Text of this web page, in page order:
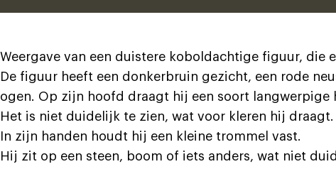
Weergave van een duistere koboldachtige figuur, die
De figuur heeft een donkerbruin gezicht, een rode
ogen. Op zijn hoofd draagt hij een soort
Het is niet duidelijk te zien, wat voor kleren hij
In zijn handen houdt hij een kleine trommel vast.
Hij zit op een steen, boom of iets anders, wat niet